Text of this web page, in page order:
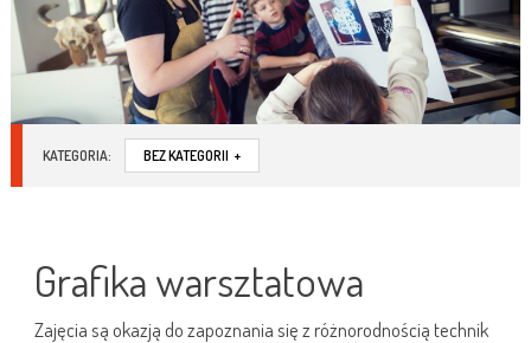
KATEGORIA: BEZ KATEGORII +
Grafika warsztatowa
Zajęcia są okazją do zapoznania się z różnorodnością technik